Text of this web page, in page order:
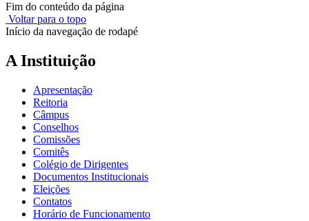
Fim do conteúdo da página
Voltar para o topo
Início da navegação de rodapé
A Instituição
Apresentação
Reitoria
Câmpus
Conselhos
Comissões
Comitês
Colégio de Dirigentes
Documentos Institucionais
Eleições
Contatos
Horário de Funcionamento